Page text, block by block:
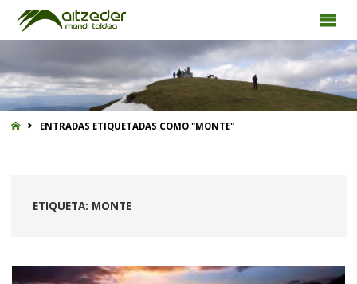
INICIOENTRADAS ETIQUETADAS COMO "MONTE"
ETIQUETA: MONTE